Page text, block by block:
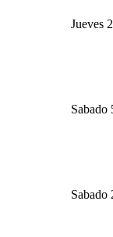
Jueves
Sabado
Sabado